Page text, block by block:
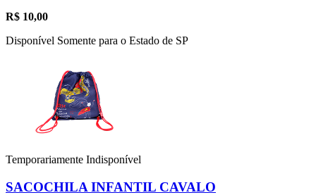
R$ 10,00
Disponível Somente para o Estado de SP
Temporariamente Indisponível
SACOCHILA INFANTIL CAVALO